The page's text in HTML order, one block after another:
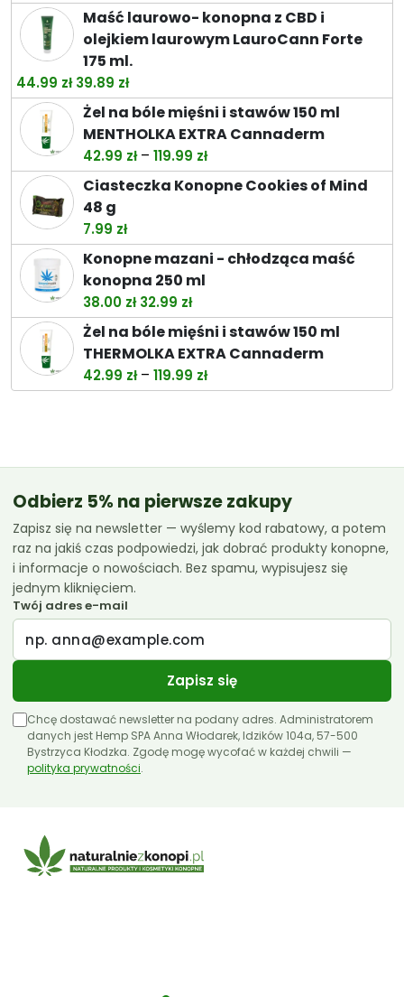
do
74.49 zł
Maść laurowo- konopna z CBD i
olejkiem laurowym LauroCann Forte
175 ml.
44.99 zł Pierwotna
cena
wynosiła:
44.99 zł.
39.89 złAktualna
cena
wynosi:
39.89 zł.
Żel na bóle mięśni i stawów 150 ml
MENTHOLKA EXTRA Cannaderm
42.99 zł – 119.99 złZakres
cen:
od
do
119.99 zł
Ciasteczka Konopne Cookies of Mind
48 g
7.99 zł
Konopne mazani - chłodząca maść
konopna 250 ml
38.00 zł Pierwotna
cena
wynosiła:
38.00 zł.
32.99 złAktualna
cena
wynosi:
32.99 zł.
Żel na bóle mięśni i stawów 150 ml
THERMOLKA EXTRA Cannaderm
42.99 zł – 119.99 złZakres
cen:
Odbierz 5% na pierwsze zakupy
Zapisz się na newsletter — wyślemy kod rabatowy, a potem
raz na jakiś czas podpowiedzi, jak dobrać produkty konopne,
i informacje o nowościach. Bez spamu, wypisujesz się
jednym kliknięciem.
Twój adres e-mail
Zapisz się
Chcę dostawać newsletter na podany adres. Administratorem
danych jest Hemp SPA Anna Włodarek, Idzików 104a, 57-500
Bystrzyca Kłodzka. Zgodę mogę wycofać w każdej chwili —
polityka prywatności.